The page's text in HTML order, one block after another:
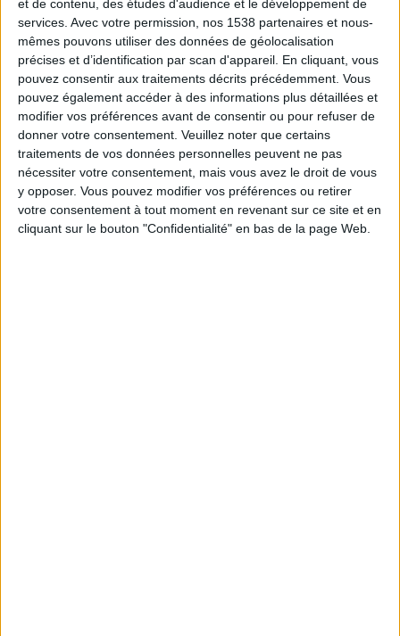
et de contenu, des études d'audience et le développement de
services. Avec votre permission, nos 1538 partenaires et nous-
mêmes pouvons utiliser des données de géolocalisation
précises et d’identification par scan d'appareil. En cliquant, vous
pouvez consentir aux traitements décrits précédemment. Vous
pouvez également accéder à des informations plus détaillées et
modifier vos préférences avant de consentir ou pour refuser de
donner votre consentement. Veuillez noter que certains
traitements de vos données personnelles peuvent ne pas
nécessiter votre consentement, mais vous avez le droit de vous
y opposer. Vous pouvez modifier vos préférences ou retirer
votre consentement à tout moment en revenant sur ce site et en
cliquant sur le bouton "Confidentialité" en bas de la page Web.
22:08 Quel est la meilleure marque de
magnésium ?
Combien de kilos souhaitez-vous perdre ?
Moins de
5 kilos
De 5 à 10
kilos
Plus de
10 kilos